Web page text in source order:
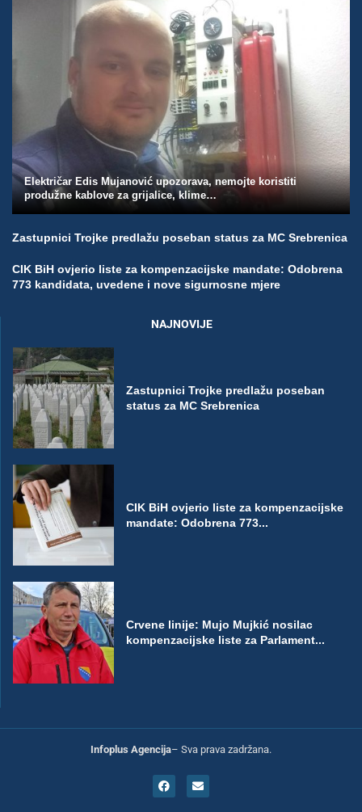
Električar Edis Mujanović upozorava, nemojte koristiti
produžne kablove za grijalice, klime…
Zastupnici Trojke predlažu poseban status za MC Srebrenica
CIK BiH ovjerio liste za kompenzacijske mandate: Odobrena
773 kandidata, uvedene i nove sigurnosne mjere
NAJNOVIJE
Zastupnici Trojke predlažu poseban
status za MC Srebrenica
CIK BiH ovjerio liste za kompenzacijske
mandate: Odobrena 773...
Crvene linije: Mujo Mujkić nosilac
kompenzacijske liste za Parlament...
Infoplus Agencija– Sva prava zadržana.